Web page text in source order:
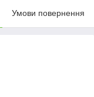
Умови повернення